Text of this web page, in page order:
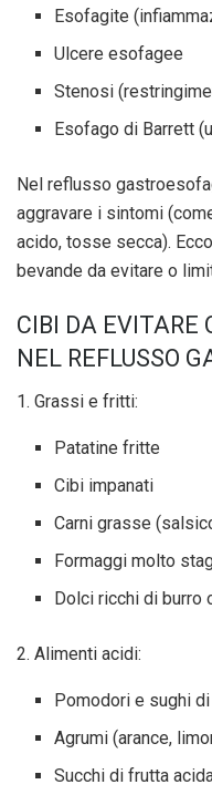
Esofagite
Ulcere esofagee
Stenosi
Esofago di Barrett
Nel reflusso
aggravare i sintomi
acido, tosse secca).
bevande da evitare o
CIBI DA EVITARE
NEL REFLUSSO
1. Grassi e fritti:
Patatine fritte
Cibi impanati
Carni grasse
Formaggi molto
Dolci ricchi di burro
2. Alimenti acidi:
Pomodori e sughi
Agrumi (arance,
Succhi di frutta